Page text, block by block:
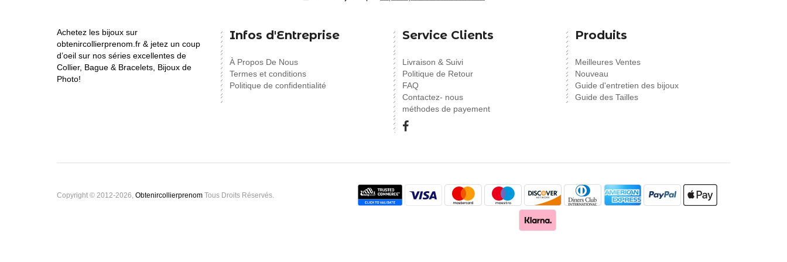
Achetez les bijoux sur
obtenircollierprenom.fr & jetez un coup
d’oeil sur nos séries excellentes de
Collier, Bague & Bracelets, Bijoux de
Photo!
Infos d'Entreprise
À Propos De Nous
Termes et conditions
Politique de confidentialité
Service Clients
Livraison & Suivi
Politique de Retour
FAQ
Contactez- nous
méthodes de payement
Produits
Meilleures Ventes
Nouveau
Guide d'entretien des bijoux
Guide des Tailles
Copyright © 2012-2026, Obtenircollierprenom Tous Droits Réservés.